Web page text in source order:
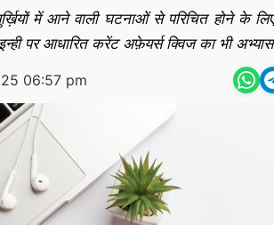
में आने वाली घटनाओं से परिचित होने के
पर आधारित करेंट अफ़ेयर्स क्विज का भी
06:57 pm